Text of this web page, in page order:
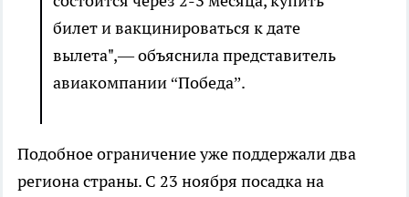
билет и вакцинироваться к дате
вылета",— объяснила представитель
авиакомпании “Победа”.
Подобное ограничение уже поддержали два
региона страны. С 23 ноября посадка на